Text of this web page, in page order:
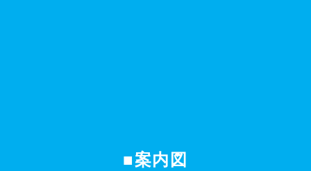
■案内図